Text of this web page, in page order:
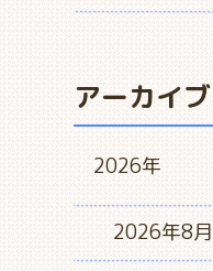
アーカイブ
2026年
2026年8月